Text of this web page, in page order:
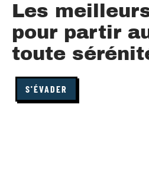
Les
pour partir
toute
S'ÉVADER